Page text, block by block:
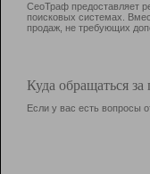
СеоТраф предоставляет
поисковых системах.
продаж, не требующих
Куда обращаться
Если у вас есть вопросы